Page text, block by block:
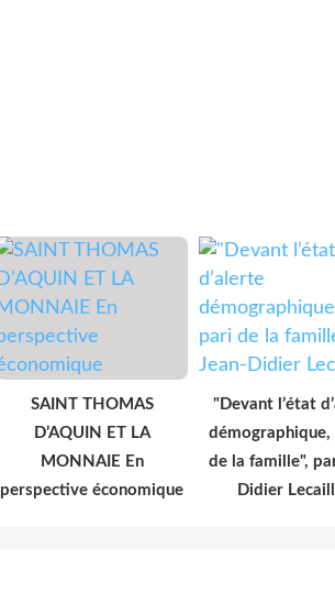
SAINT THOMAS
D’AQUIN ET LA
MONNAIE En
perspective économique
"Devant l’état
démographique,
de la famille",
Didier